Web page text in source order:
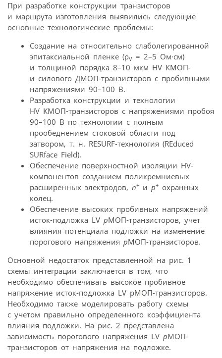
При разработке конструкции транзисторов
и маршрута изготовления выявились следующие
основные технологические проблемы:
Создание на относительно слаболегированной
эпитаксиальной пленке (ρV = 2–5 Ом·см)
и толщиной порядка 8–10 мкм HV КМОП-
и силового ДМОП-транзисторов с пробивными
напряжениями 90–100 В.
Разработка конструкции и технологии
HV КМОП-транзисторов с напряжениями пробоя
90–100 В по технологии с полным
прообеднением стоковой области под
затвором, т. н. RESURF-технология (REduced
SURface Field).
Обеспечение поверхностной изоляции HV-
компонентов созданием поликремниевых
расширенных электродов, n+ и р+ охранных
колец.
Обеспечение высоких пробивных напряжений
исток-подложка LV рМОП-транзисторов, учет
влияния потенциала подложки на изменение
порогового напряжения рМОП-транзисторов.
Основной недостаток представленной на рис. 1
схемы интеграции заключается в том, что
необходимо обеспечивать высокое пробивное
напряжение исток-подложка LV рМОП-транзисторов.
Необходимо также моделировать работу схемы
с учетом правильно определенного коэффициента
влияния подложки. На рис. 2 представлена
зависимость порогового напряжения LV рМОП-
транзисторов от напряжения на подложке.